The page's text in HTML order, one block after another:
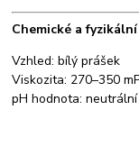
Chemické a
Vzhled: bílý prášek
Viskozita: 270–350
pH hodnota: neutrální